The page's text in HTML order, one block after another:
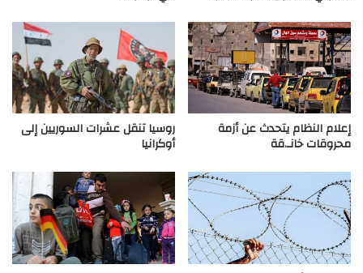
إعلام النظام يتحدث عن أزمة
محروقات خانـ.قة
روسيا تنقل عشرات السوريين إلى
أوكرانيا